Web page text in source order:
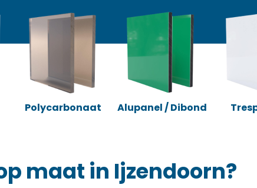
Polycarbonaat Alupanel / Dibond
maat in Ijzendoorn?